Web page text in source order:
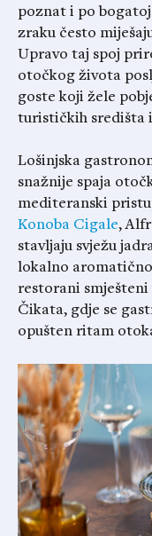
poznat i po
zraku često
Upravo taj spoj
otočkog života
goste koji žele
turističkih središta
Lošinjska
snažnije spaja
mediteranski
Konoba Cigale,
stavljaju svježu
lokalno
restorani
Čikata, gdje se
opušten ritam